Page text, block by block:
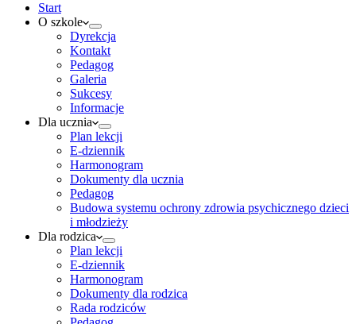
Start
O szkole
Dyrekcja
Kontakt
Pedagog
Galeria
Sukcesy
Informacje
Dla ucznia
Plan lekcji
E-dziennik
Harmonogram
Dokumenty dla ucznia
Pedagog
Budowa systemu ochrony zdrowia psychicznego dzieci
i młodzieży
Dla rodzica
Plan lekcji
E-dziennik
Harmonogram
Dokumenty dla rodzica
Rada rodziców